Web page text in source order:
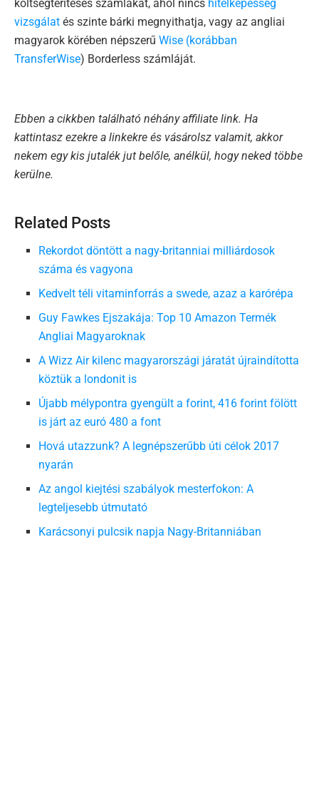
költségtérítéses számlákat, ahol nincs hitelképesség
vizsgálat és szinte bárki megnyithatja, vagy az angliai
magyarok körében népszerű Wise (korábban
TransferWise) Borderless számláját.
Ebben a cikkben található néhány affiliate link. Ha
kattintasz ezekre a linkekre és vásárolsz valamit, akkor
nekem egy kis jutalék jut belőle, anélkül, hogy neked többe
kerülne.
Related Posts
Rekordot döntött a nagy-britanniai milliárdosok
száma és vagyona
Kedvelt téli vitaminforrás a swede, azaz a karórépa
Guy Fawkes Ejszakája: Top 10 Amazon Termék
Angliai Magyaroknak
A Wizz Air kilenc magyarországi járatát újraindította
köztük a londonit is
Újabb mélypontra gyengült a forint, 416 forint fölött
is járt az euró 480 a font
Hová utazzunk? A legnépszerűbb úti célok 2017
nyarán
Az angol kiejtési szabályok mesterfokon: A
legteljesebb útmutató
Karácsonyi pulcsik napja Nagy-Britanniában